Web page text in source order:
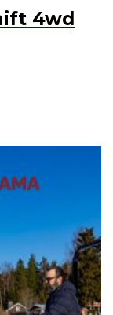
4wd